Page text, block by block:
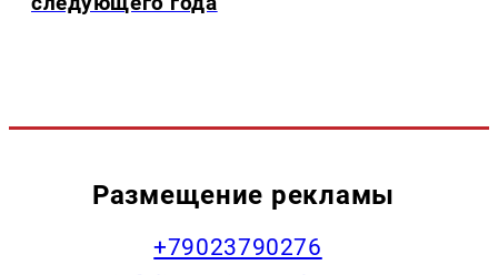
Размещение рекламы
+79023790276